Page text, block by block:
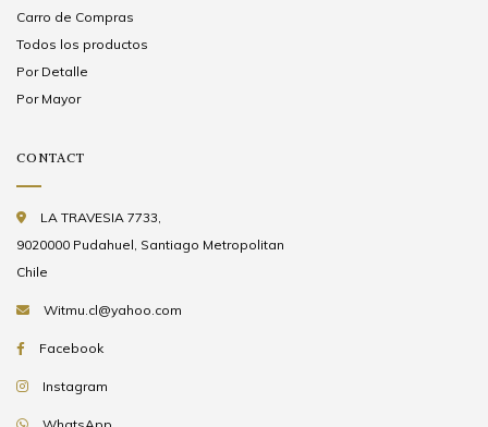
Carro de Compras
Todos los productos
Por Detalle
Por Mayor
CONTACT
LA TRAVESIA 7733,
9020000 Pudahuel, Santiago Metropolitan
Chile
Witmu.cl@yahoo.com
Facebook
Instagram